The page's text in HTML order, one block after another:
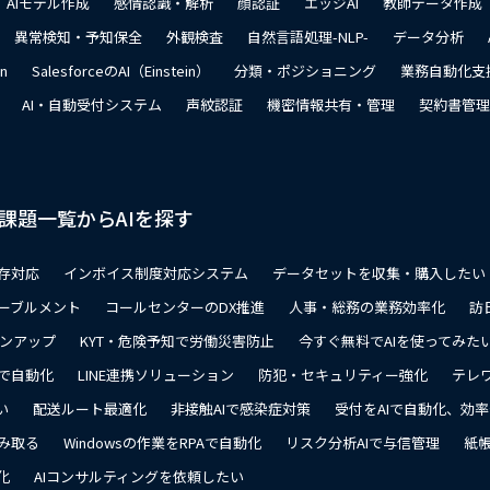
異常検知・予知保全
外観検査 自然言語処理-NLP- データ分析
SalesforceのAI（Einstein） 分類・ポジショニング
業務自動化支
AI・自動受付システム
声紋認証 機密情報共有・管理 契約書管
題一覧からAIを探す
対応 インボイス制度対応システム
データセットを収集・購入したい
ブルメント
コールセンターのDX推進 人事・総務の業務効率化
訪
アップ
KYT・危険予知で労働災害防止
今すぐ無料でAIを使ってみた
自動化
LINE連携ソリューション 防犯・セキュリティー強化
テレ
配送ルート最適化 非接触AIで感染症対策
受付をAIで自動化、効
取る
Windowsの作業をRPAで自動化 リスク分析AIで与信管理
紙
AIコンサルティングを依頼したい